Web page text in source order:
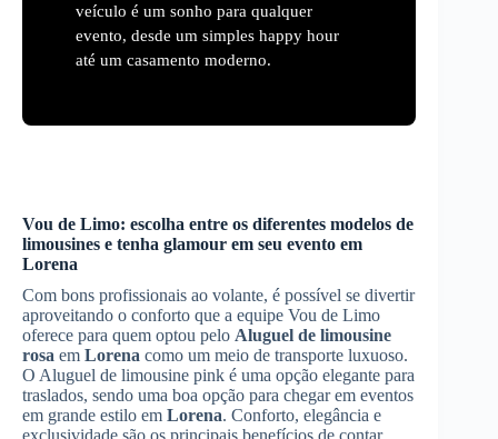
veículo é um sonho para qualquer
evento, desde um simples happy hour
até um casamento moderno.
Vou de Limo: escolha entre os diferentes modelos de
limousines e tenha glamour em seu evento em
Lorena
Com bons profissionais ao volante, é possível se divertir
aproveitando o conforto que a equipe Vou de Limo
oferece para quem optou pelo Aluguel de limousine
rosa em Lorena como um meio de transporte luxuoso.
O Aluguel de limousine pink é uma opção elegante para
traslados, sendo uma boa opção para chegar em eventos
em grande estilo em Lorena. Conforto, elegância e
exclusividade são os principais benefícios de contar